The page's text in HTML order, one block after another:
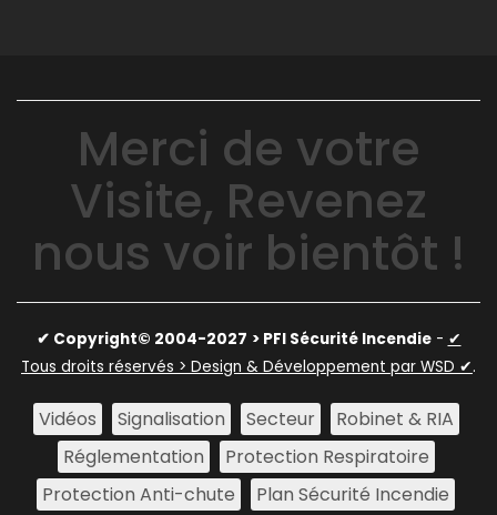
Merci de votre
Visite, Revenez
nous voir bientôt !
✔ Copyright© 2004-2027 > PFI Sécurité Incendie- ✔
Tous droits réservés > Design & Développement par WSD ✔.
Vidéos Signalisation Secteur
Robinet & RIA
Réglementation
Protection Respiratoire
Protection Anti-chute
Plan Sécurité Incendie